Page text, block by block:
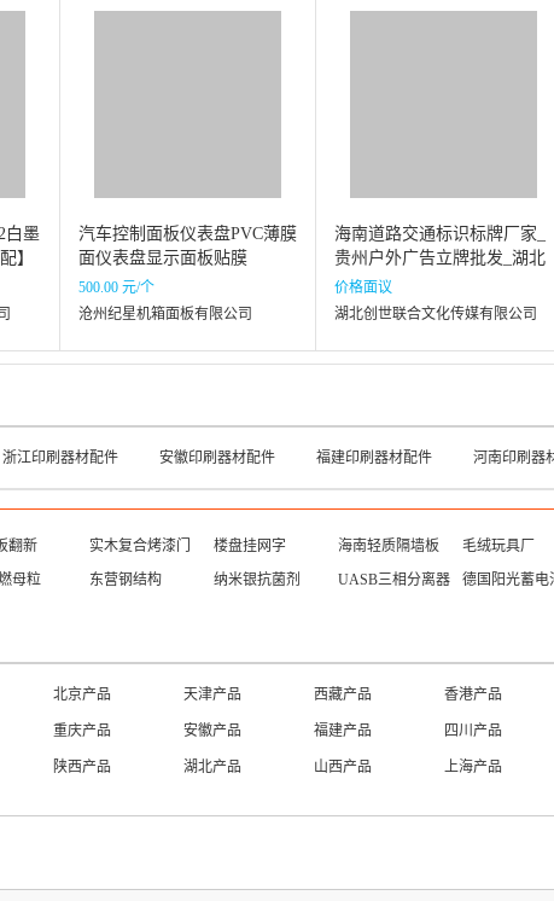
白墨
】
汽车控制面板仪表盘PVC薄膜
面仪表盘显示面板贴膜
500.00 元/个
沧州纪星机箱面板有限公司
海南道路交通标识标牌厂家_
贵州户外广告立牌批发_湖北
创世联合
价格面议
湖北创世联合文化传媒有限公司
浙江印刷器材配件 安徽印刷器材配件 福建印刷器材配件 河南印刷器
翻新 实木复合烤漆门 楼盘挂网字 海南轻质隔墙板 毛绒玩具厂
母粒 东营钢结构 纳米银抗菌剂 UASB三相分离器 德国阳光蓄电
北京产品 天津产品 西藏产品 香港产品
重庆产品 安徽产品 福建产品 四川产品
陕西产品 湖北产品 山西产品 上海产品